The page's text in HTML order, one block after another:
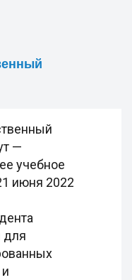
—
учебное
июня 2022
для